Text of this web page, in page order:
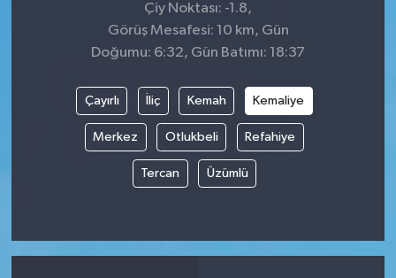
Çiy Noktası: -1.8,
Görüş Mesafesi: 10 km, Gün
Doğumu: 6:32, Gün Batımı: 18:37
Çayırlı İliç Kemah Kemaliye
Merkez Otlukbeli Refahiye
Tercan Üzümlü